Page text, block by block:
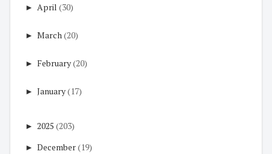
► April (30)
► March(20)
► February(20)
► January(17)
► 2025 (203)
► December(19)